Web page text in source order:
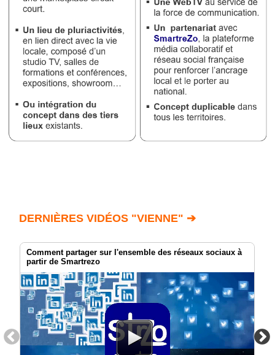
DERNIÈRES VIDÉOS "VIENNE" ➔
Comment partager sur l'ensemble des réseaux sociaux à
partir de Smartrezo